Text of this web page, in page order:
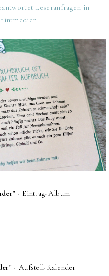
Leseranfragen in
- Eintrag-Album
- Aufstell-Kalender